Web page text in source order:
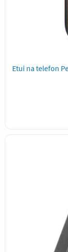
Etui na telefon